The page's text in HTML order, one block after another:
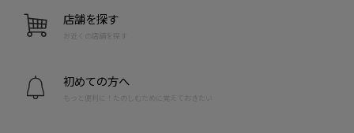
店舗を探す
お近くの店舗を探す
初めての方へ
もっと便利に！たのしむために覚えておきたい